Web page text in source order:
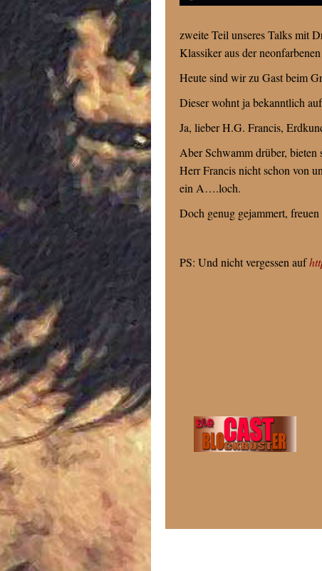
zweite Teil unseres Talks mit
Klassiker aus der
Heute sind wir zu Gast beim
Dieser wohnt ja bekanntlich
Ja, lieber H.G. Francis,
Aber Schwamm drüber, bieten
Herr Francis nicht schon von
ein A….loch.
Doch genug gejammert,
PS: Und nicht vergessen auf